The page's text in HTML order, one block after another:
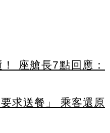
座艙長7點回應：
求送餐」 乘客還原